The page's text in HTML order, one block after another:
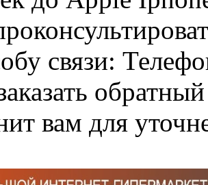
связи:
вам для